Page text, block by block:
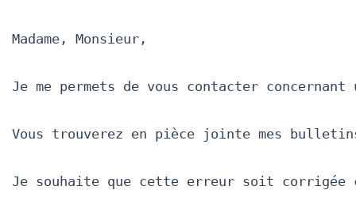
Madame, Monsieur,
Je me permets de vous contacter
Vous trouverez en pièce jointe mes
Je souhaite que cette erreur soit corrigée